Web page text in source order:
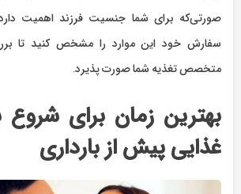
صورتی‌که برای شما جنسیت فرزند اهمیت
سفارش خود این موارد را مشخص کنید تا
متخصص تغذیه شما صورت پذیرد.
بهترین زمان برای شروع
غذایی پیش از بارداری